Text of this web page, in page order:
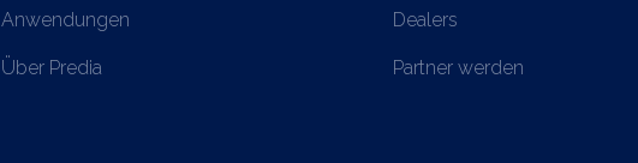
Anwendungen
Über Predia
Dealers
Partner werden